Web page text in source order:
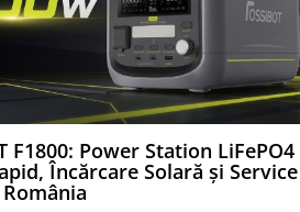
F1800: Power Station LiFePO4
Încărcare Solară și Service